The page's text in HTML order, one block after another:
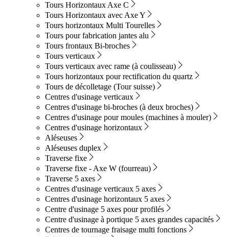
Tours Horizontaux Axe C
Tours Horizontaux avec Axe Y
Tours horizontaux Multi Tourelles
Tours pour fabrication jantes alu
Tours frontaux Bi-broches
Tours verticaux
Tours verticaux avec rame (à coulisseau)
Tours horizontaux pour rectification du quartz
Tours de décolletage (Tour suisse)
Centres d'usinage verticaux
Centres d'usinage bi-broches (à deux broches)
Centres d'usinage pour moules (machines à mouler)
Centres d'usinage horizontaux
Aléseuses
Aléseuses duplex
Traverse fixe
Traverse fixe - Axe W (fourreau)
Traverse 5 axes
Centres d'usinage verticaux 5 axes
Centres d'usinage horizontaux 5 axes
Centre d'usinage 5 axes pour profilés
Centre d'usinage à portique 5 axes grandes capacités
Centres de tournage fraisage multi fonctions